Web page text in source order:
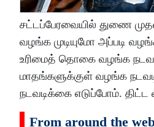
சட்டப்பேரவையில் துணை
வழங்க முடியுமோ அப்படி
உரிமைத் தொகை வழங்க
மாதங்களுக்குள் வழங்க
நடவடிக்கை எடுப்போம். திட்ட
From around the